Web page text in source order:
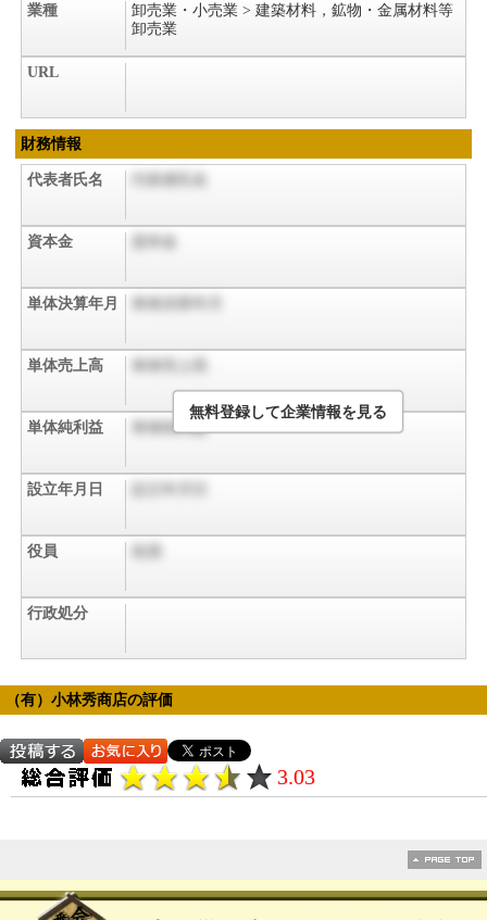
業種
卸売業・小売業 > 建築材料，鉱物・金属材料等
卸売業
URL
財務情報
代表者氏名
資本金
単体決算年月
単体売上高
単体純利益 単体純利益
設立年月日
役員
行政処分
無料登録して企業情報を見る
（有）小林秀商店の評価
3.03